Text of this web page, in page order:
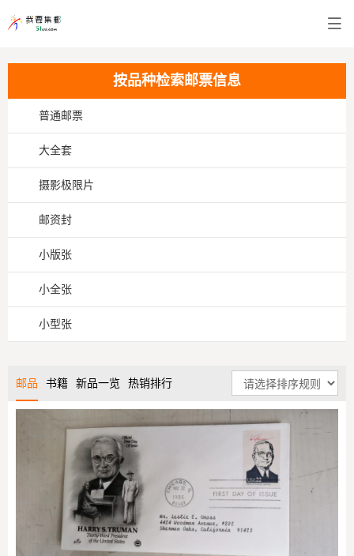
按品种检索邮票信息
普通邮票
大全套
摄影极限片
邮资封
小版张
小全张
小型张
邮品 书籍 新品一览 热销排行